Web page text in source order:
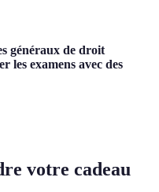
généraux de droit
les examens avec des
votre cadeau